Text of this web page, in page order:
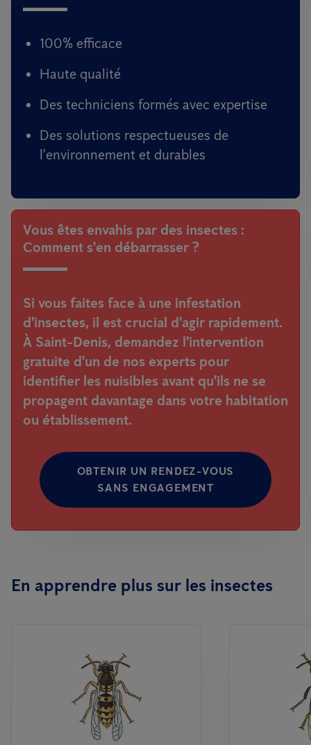
100% efficace
Haute qualité
Des techniciens formés avec expertise
Des solutions respectueuses de
l'environnement et durables
Vous êtes envahis par des insectes :
Comment s'en débarrasser ?
Si vous faites face à une infestation
d'insectes, il est crucial d'agir rapidement.
À Saint-Denis, demandez l'intervention
gratuite d'un de nos experts pour
identifier les nuisibles avant qu'ils ne se
propagent davantage dans votre habitation
ou établissement.
OBTENIR UN RENDEZ-VOUS
SANS ENGAGEMENT
En apprendre plus sur les insectes